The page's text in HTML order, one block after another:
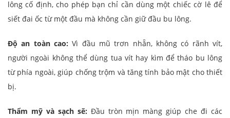
lông cố định, cho phép bạn chỉ cần dùng một chiếc cờ lê để
siết đai ốc từ một đầu mà không cần giữ đầu bu lông.
Độ an toàn cao: Vì đầu mũ trơn nhẵn, không có rãnh vít,
người ngoài không thể dùng tua vít hay kìm để tháo bu lông
từ phía ngoài, giúp chống trộm và tăng tính bảo mật cho thiết
bị.
Thẩm mỹ và sạch sẽ: Đầu tròn mịn màng giúp che đi các